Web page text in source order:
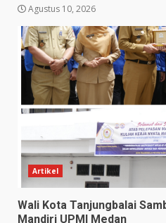
Agustus 10, 2026
Artikel
Wali Kota Tanjungbalai
Mandiri UPMI Medan